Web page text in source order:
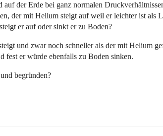
der Erde bei ganz normalen
der mit Helium steigt auf weil er leichter ist als
er auf oder sinkt er zu Boden?
und zwar noch schneller als der mit Helium
fest er würde ebenfalls zu Boden sinken.
begründen?